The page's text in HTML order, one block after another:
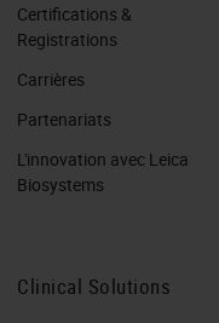
Certifications &
Registrations
Carrières
Partenariats
L'innovation avec Leica
Biosystems
Clinical Solutions